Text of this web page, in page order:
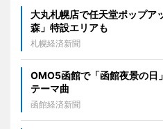
大丸札幌店で任天堂ポップ
森」特設エリアも
札幌経済新聞
OMO5函館で「函館夜景の
テーマ曲
函館経済新聞